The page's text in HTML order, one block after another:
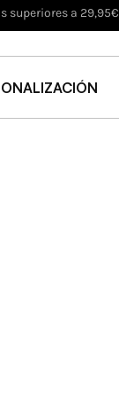
superiores a 29,95€